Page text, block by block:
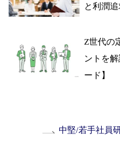
と利潤
Z世代の
ントを
ード】
中堅/若手社員